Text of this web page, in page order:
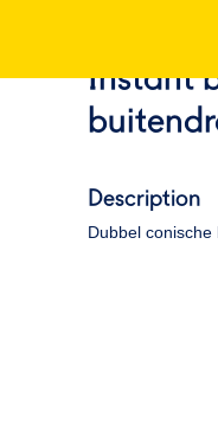
Instant
Description
Dubbel